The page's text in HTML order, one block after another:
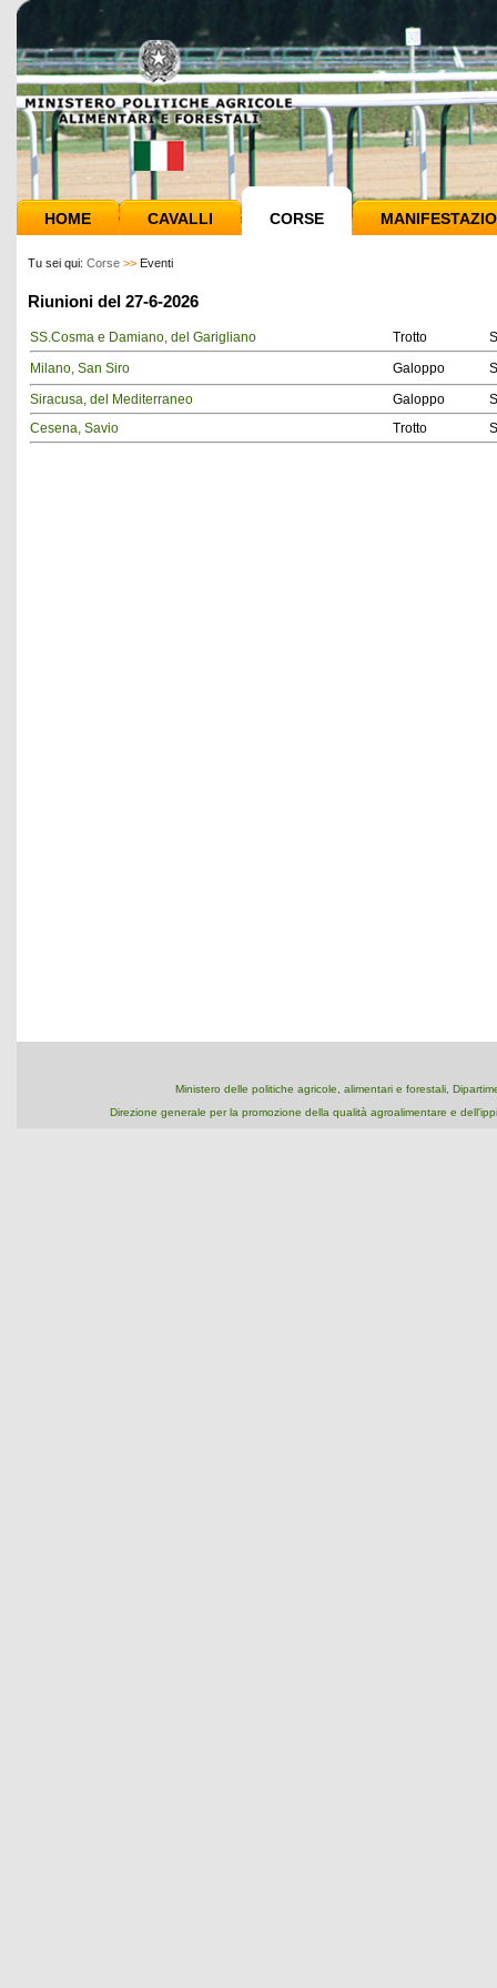
HOME CAVALLI CORSE
Tu sei qui: Corse >> Eventi
Riunioni del 27-6-2026
SS.Cosma e Damiano, del Garigliano Trotto
Milano, San Siro
Galoppo
Siracusa, del Mediterraneo
Galoppo
Cesena, Savio
Trotto
Ministero delle politiche agricole, alimentari e forestali,
Direzione generale per la promozione della qualità agroalimentare e